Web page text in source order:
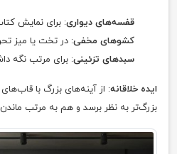
قفسه‌های دیواری: برای نمایش
کشوهای مخفی: در تخت یا میز
سبدهای تزئینی: برای مرتب نگه
ایده خلاقانه: از آینه‌های بزرگ با
بزرگ‌تر به نظر برسد و هم به مرتب